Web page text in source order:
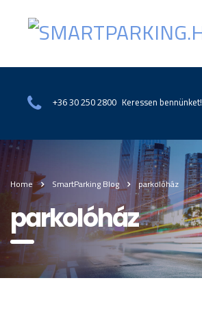
+36 30 250 2800 Keressen bennünket!
Home SmartParking Blog parkolóház
parkolóház